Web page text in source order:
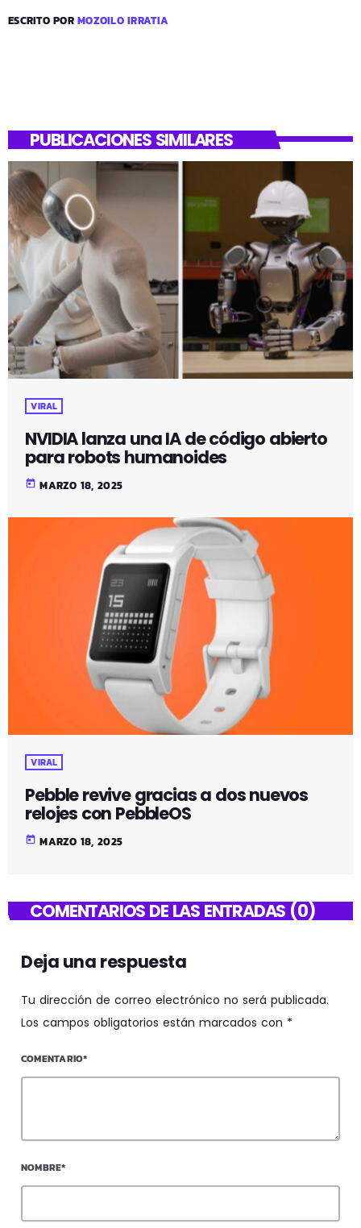
ESCRITO PORMOZOILO IRRATIA
PUBLICACIONES SIMILARES
VIRAL
NVIDIA lanza una IA de código abierto
para robots humanoides
today MARZO 18, 2025
VIRAL
Pebble revive gracias a dos nuevos
relojes con PebbleOS
today MARZO 18, 2025
COMENTARIOS DE LAS ENTRADAS (0)
Deja una respuesta
Tu dirección de correo electrónico no será publicada.
Los campos obligatorios están marcados con *
COMENTARIO*
NOMBRE*